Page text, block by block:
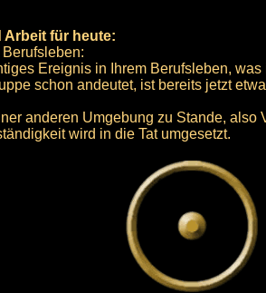
Arbeit für heute:
Ereignis in Ihrem Berufsleben,
schon andeutet, ist bereits jetzt
anderen Umgebung zu Stande,
wird in die Tat umgesetzt.